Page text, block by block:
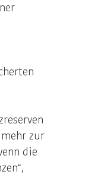
mehr zur
die